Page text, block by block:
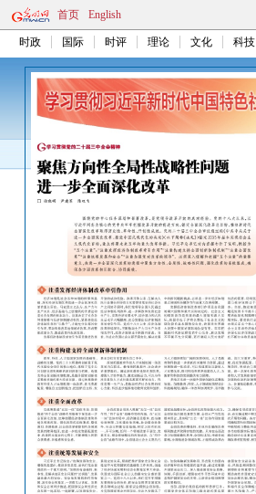
首页 English
时政 国际 时评 理论 文化 科技